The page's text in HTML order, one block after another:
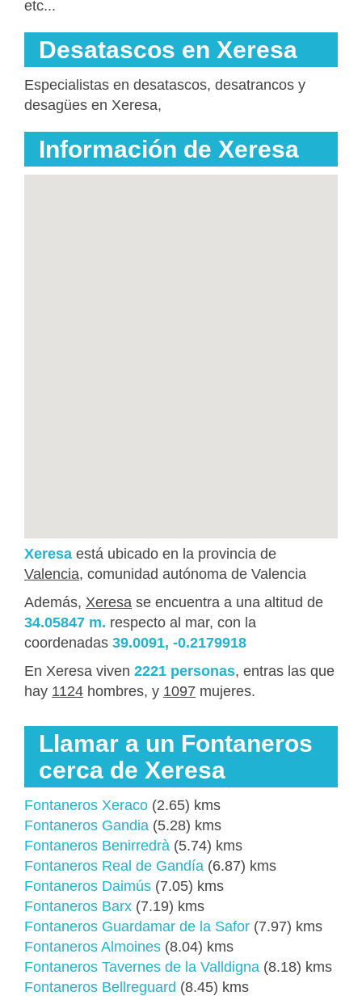
etc...
Desatascos en Xeresa
Especialistas en desatascos, desatrancos y
desagües en Xeresa,
Información de Xeresa
Xeresa está ubicado en la provincia de
Valencia, comunidad autónoma de Valencia
Además, Xeresa se encuentra a una altitud de
34.05847 m. respecto al mar, con la
coordenadas 39.0091, -0.2179918
En Xeresa viven 2221 personas, entras las que
hay 1124 hombres, y 1097 mujeres.
Llamar a un Fontaneros
cerca de Xeresa
Fontaneros Xeraco (2.65) kms
Fontaneros Gandia (5.28) kms
Fontaneros Benirredrà (5.74) kms
Fontaneros Real de Gandía (6.87) kms
Fontaneros Daimús (7.05) kms
Fontaneros Barx (7.19) kms
Fontaneros Guardamar de la Safor (7.97) kms
Fontaneros Almoines (8.04) kms
Fontaneros Tavernes de la Valldigna (8.18) kms
Fontaneros Bellreguard (8.45) kms